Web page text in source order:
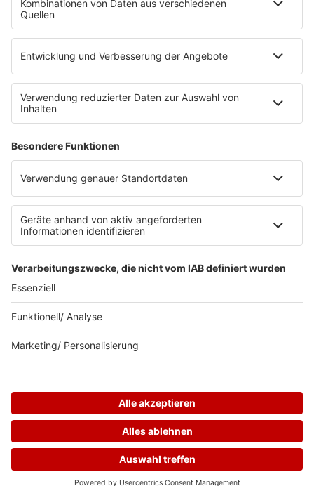
HOME STREAMS MENÜ
SHOP
RADIO BOB!
Impressum
Kontakt
myBOB App
BOB-Plakate & Aufkleber bestellen
Datenschutz
Datenschutzeinstellungen
Teilnahmebedingungen
RADIO BOB! auf radioplayer.de
Partner
Wacken Radio by RADIO BOB!
WERBUNG SCHALTEN
© RADIO BOB GmbH & Co. KG